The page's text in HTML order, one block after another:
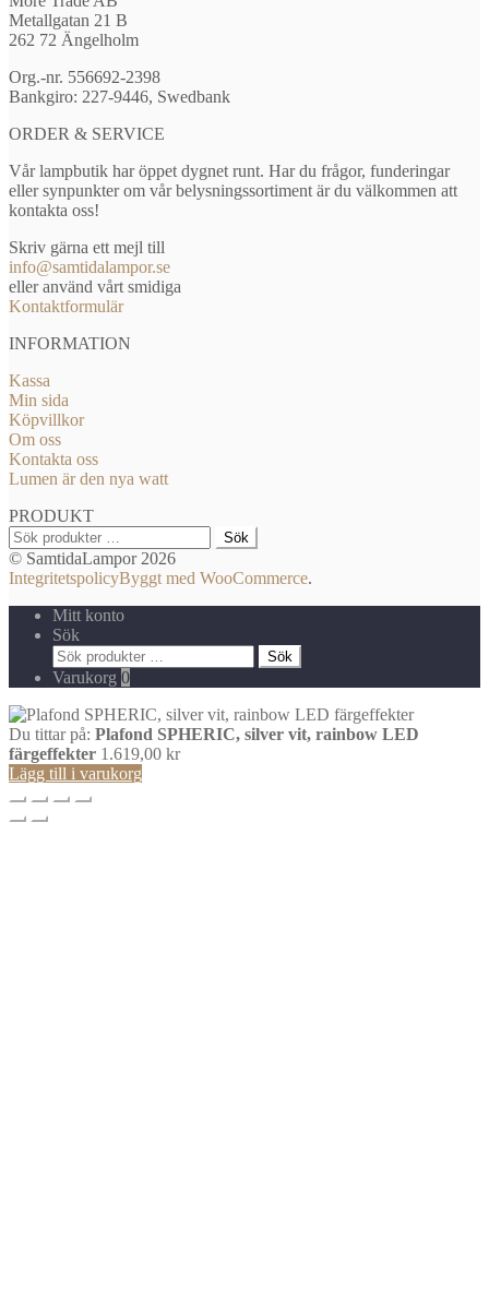
Metallgatan 21 B
262 72 Ängelholm
Org.-nr. 556692-2398
Bankgiro: 227-9446, Swedbank
ORDER & SERVICE
Vår lampbutik har öppet dygnet runt. Har du frågor, funderingar
eller synpunkter om vår belysningssortiment är du välkommen att
kontakta oss!
Skriv gärna ett mejl till
info@samtidalampor.se
eller använd vårt smidiga
Kontaktformulär
INFORMATION
Kassa
Min sida
Köpvillkor
Om oss
Kontakta oss
Lumen är den nya watt
PRODUKT
Sök
efter:
Sök
© SamtidaLampor 2026
IntegritetspolicyByggt med WooCommerce.
Mitt konto
Sök
Sök
efter:
Sök
Varukorg 0
Du tittar på: Plafond SPHERIC, silver vit, rainbow LED
färgeffekter 1.619,00 kr
Lägg till i varukorg